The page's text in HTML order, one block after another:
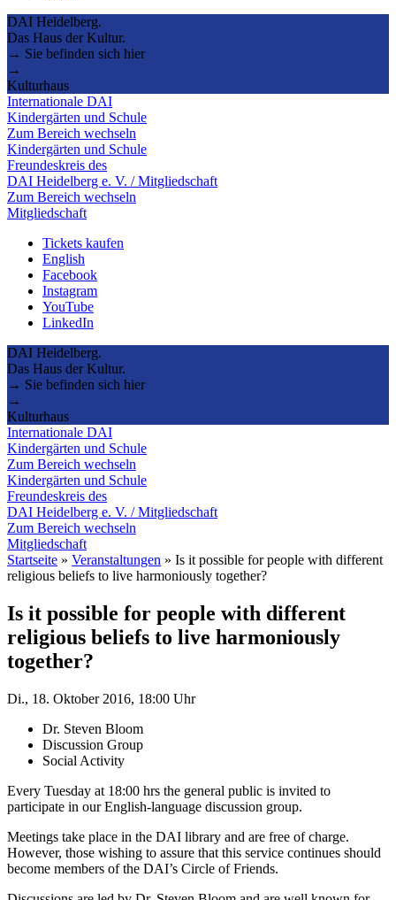
DAI Heidelberg.
Das Haus der Kultur.
→ Sie befinden sich hier
→
Kulturhaus
Internationale DAI
Kindergärten und Schule
Zum Bereich wechseln
Kindergärten und Schule
Freundeskreis des
DAI Heidelberg e. V. / Mitgliedschaft
Zum Bereich wechseln
Mitgliedschaft
Tickets kaufen
English
Facebook
Instagram
YouTube
LinkedIn
DAI Heidelberg.
Das Haus der Kultur.
→ Sie befinden sich hier
→
Kulturhaus
Internationale DAI
Kindergärten und Schule
Zum Bereich wechseln
Kindergärten und Schule
Freundeskreis des
DAI Heidelberg e. V. / Mitgliedschaft
Zum Bereich wechseln
Mitgliedschaft
Startseite » Veranstaltungen » Is it possible for people with different
religious beliefs to live harmoniously together?
Is it possible for people with different
religious beliefs to live harmoniously
together?
Di., 18. Oktober 2016, 18:00 Uhr
Dr. Steven Bloom
Discussion Group
Social Activity
Every Tuesday at 18:00 hrs the general public is invited to
participate in our English-language discussion group.
Meetings take place in the DAI library and are free of charge.
However, those wishing to assure that this service continues should
become members of the DAI’s Circle of Friends.